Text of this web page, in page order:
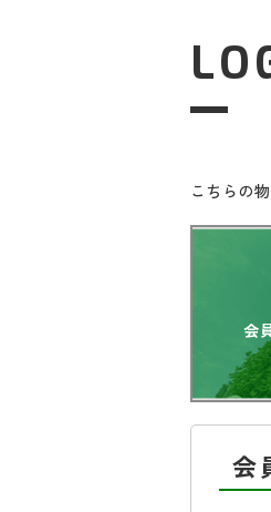
こちらの
会
会